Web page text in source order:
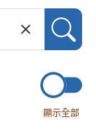
顯示全部